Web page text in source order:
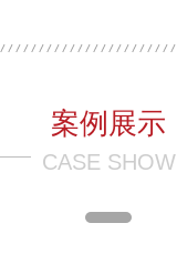
案例展示
CASE SHOW